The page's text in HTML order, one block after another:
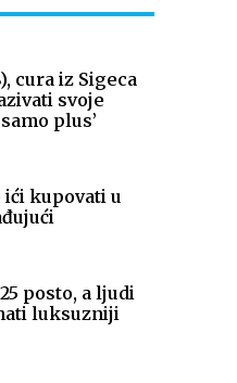
cura iz Sigeca
svoje
plus’
kupovati u
posto, a ljudi
luksuzniji